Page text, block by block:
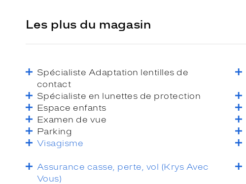
Les plus du magasin
Spécialiste Adaptation lentilles de
contact
Spécialiste en lunettes de protection
Espace enfants
Examen de vue
Parking
Visagisme
Assurance casse, perte, vol (Krys Avec
Vous)